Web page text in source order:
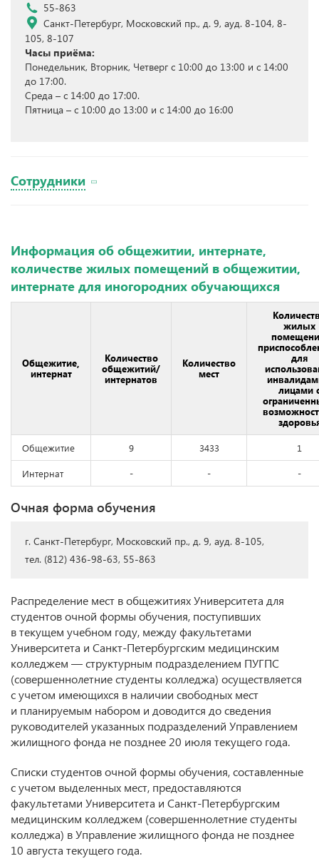
55-863
Санкт-Петербург, Московский пр., д. 9, ауд. 8-104, 8-
105, 8-107
Часы приёма:
Понедельник, Вторник, Четверг с 10:00 до 13:00 и с 14:00
до 17:00.
Среда – с 14:00 до 17:00.
Пятница – с 10:00 до 13:00 и с 14:00 до 16:00
Сотрудники
Информация об общежитии, интернате,
количестве жилых помещений в общежитии,
интернате для иногородних обучающихся
Общежитие,
интернат
Количество
общежитий/
интернатов
Количество
мест
жилых
для
лицами
Общежитие 9 3433 1
Интернат - - -
Очная форма обучения
г. Санкт-Петербург, Московский пр., д. 9, ауд. 8-105,
тел. (812) 436-98-63, 55-863
Распределение мест в общежитиях Университета для
студентов очной формы обучения, поступивших
в текущем учебном году, между факультетами
Университета и Санкт-Петербургским медицинским
колледжем — структурным подразделением ПУГПС
(совершеннолетние студенты колледжа) осуществляется
с учетом имеющихся в наличии свободных мест
и планируемым набором и доводится до сведения
руководителей указанных подразделений Управлением
жилищного фонда не позднее 20 июля текущего года.
Списки студентов очной формы обучения, составленные
с учетом выделенных мест, предоставляются
факультетами Университета и Санкт-Петербургским
медицинским колледжем (совершеннолетние студенты
колледжа) в Управление жилищного фонда не позднее
10 августа текущего года.